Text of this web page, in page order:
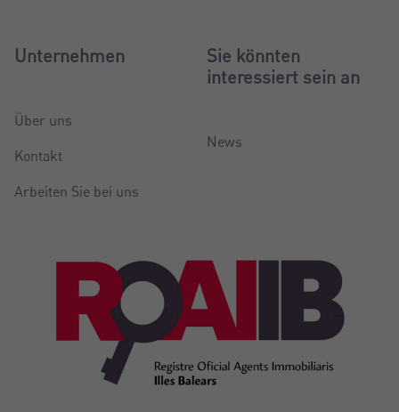
Unternehmen
Über uns
Kontakt
Arbeiten Sie bei uns
Sie könnten
interessiert sein an
News